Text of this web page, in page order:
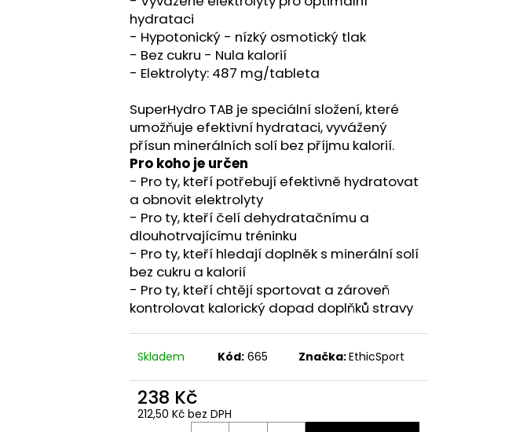
hydrataci
- Hypotonický - nízký osmotický tlak
- Bez cukru - Nula kalorií
- Elektrolyty: 487 mg/tableta
SuperHydro TAB je speciální složení, které
umožňuje efektivní hydrataci, vyvážený
přísun minerálních solí bez příjmu kalorií.
Pro koho je určen
- Pro ty, kteří potřebují efektivně hydratovat
a obnovit elektrolyty
- Pro ty, kteří čelí dehydratačnímu a
dlouhotrvajícímu tréninku
- Pro ty, kteří hledají doplněk s minerální solí
bez cukru a kalorií
- Pro ty, kteří chtějí sportovat a zároveň
kontrolovat kalorický dopad doplňků stravy
Skladem Kód: 665 Značka:EthicSport
238 Kč
212,50 Kč bez DPH